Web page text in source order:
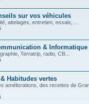
sur vos véhicules
attelages, entretien, essais, ...
&
Terratrip, radio, CB...
Habitudes vertes
améliorations, des recettes de